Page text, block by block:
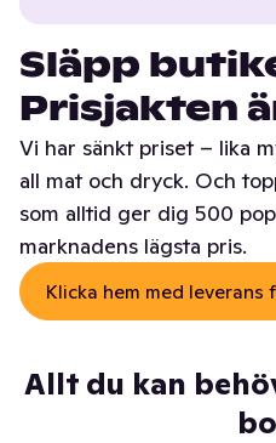
Släpp
Prisjakten
Vi har sänkt priset – lika
all mat och dryck. Och
som alltid ger dig 500
marknadens lägsta pris.
Klicka hem med leverans
Allt du kan